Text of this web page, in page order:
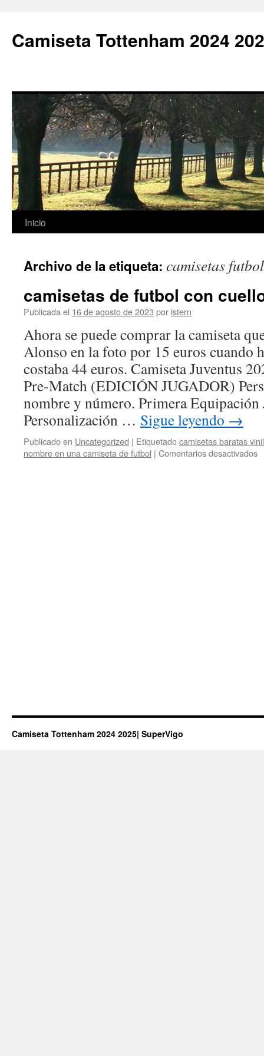
Camiseta Tottenham 2024
Saltar
contenido
Inicio
Archivo de la etiqueta: camisetas
camisetas de futbol con
Publicada el 16 de agosto de 2023 por istern
Ahora se puede comprar la camiseta
Alonso en la foto por 15 euros cuando
costaba 44 euros. Camiseta Juventus
Pre-Match (EDICIÓN JUGADOR)
nombre y número. Primera Equipación
Personalización … Sigue leyendo →
Publicado en Uncategorized | Etiquetadocamisetas baratas
nombre en una camiseta de futbol | Comentarios desactivados
Camiseta Tottenham 2024 2025| SuperVigo